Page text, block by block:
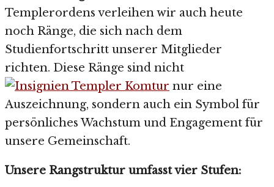
Templerordens verleihen wir auch heute
noch Ränge, die sich nach dem
Studienfortschritt unserer Mitglieder
richten. Diese Ränge sind nicht
nur eine
Auszeichnung, sondern auch ein Symbol für
persönliches Wachstum und Engagement für
unsere Gemeinschaft.
Unsere Rangstruktur umfasst vier Stufen: